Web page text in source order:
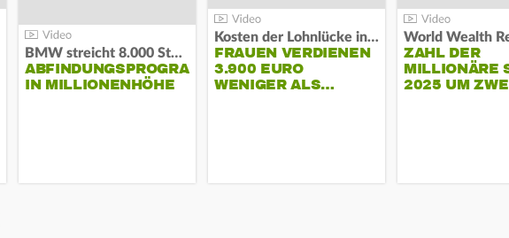
BMW streicht 8.000 Stellen:
ABFINDUNGSPROGRAMM
IN MILLIONENHÖHE
Kosten der Lohnlücke in der EU:
FRAUEN VERDIENEN
3.900 EURO
WENIGER ALS…
World Wealth
ZAHL DER
MILLIONÄRE
2025 UM